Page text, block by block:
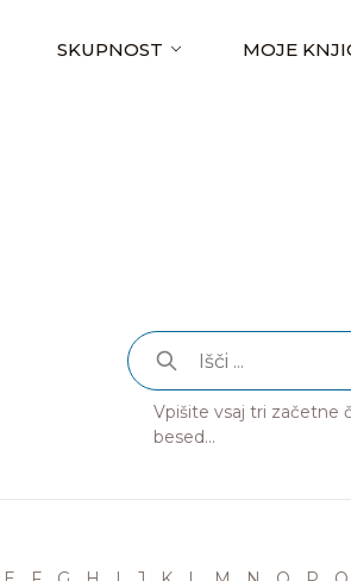
SKUPNOST MOJE
Vpišite vsaj tri začetne
besed...